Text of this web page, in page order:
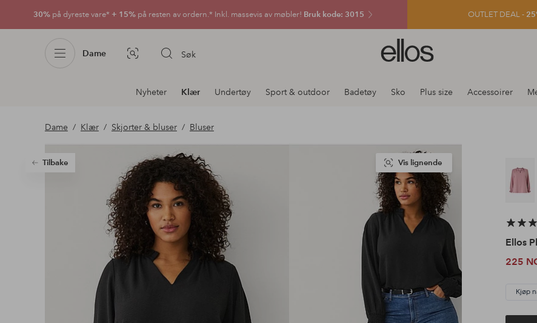
30% på dyreste vare* + 15% på resten av ordern.* Inkl. massevis av møbler! Bruk kode: 3015 OUTLET DEAL -
Dame Bildesøk Søk
Ellos
logo
gå
Avdelingsnavigering
Nyheter Klær Undertøy Sport & outdoor Badetøy Sko Plus size Accessoirer
Dame Klær Skjorter & bluser Bluser
Tilbake Vis lignende
Ellos
225
Kjøp